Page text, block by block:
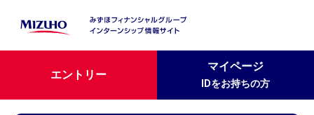
エントリー
マイページ
IDをお持ちの方